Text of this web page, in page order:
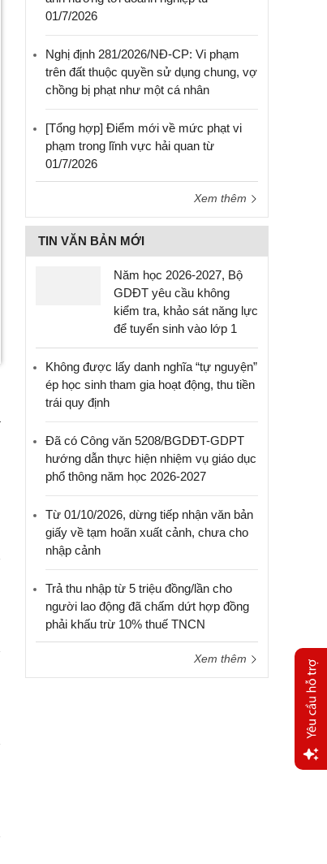
01/7/2026
Nghị định 281/2026/NĐ-CP: Vi phạm
trên đất thuộc quyền sử dụng chung, vợ
chồng bị phạt như một cá nhân
[Tổng hợp] Điểm mới về mức phạt vi
phạm trong lĩnh vực hải quan từ
01/7/2026
Xem thêm
TIN VĂN BẢN MỚI
Năm học 2026-2027, Bộ
GDĐT yêu cầu không
kiểm tra, khảo sát năng lực
để tuyển sinh vào lớp 1
Không được lấy danh nghĩa “tự nguyện”
ép học sinh tham gia hoạt động, thu tiền
trái quy định
Đã có Công văn 5208/BGDĐT-GDPT
hướng dẫn thực hiện nhiệm vụ giáo dục
phổ thông năm học 2026-2027
Từ 01/10/2026, dừng tiếp nhận văn bản
giấy về tạm hoãn xuất cảnh, chưa cho
nhập cảnh
Trả thu nhập từ 5 triệu đồng/lần cho
người lao động đã chấm dứt hợp đồng
phải khấu trừ 10% thuế TNCN
Xem thêm